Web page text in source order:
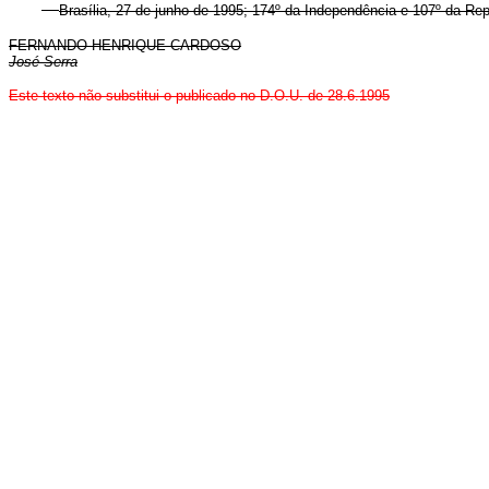
Brasília, 27 de junho de 1995; 174º da Independência e 107º da
FERNANDO HENRIQUE CARDOSO
José Serra
Este texto não substitui o publicado no D.O.U. de 28.6.1995